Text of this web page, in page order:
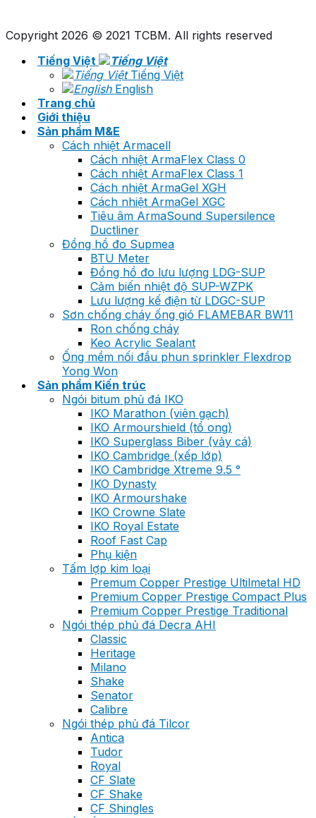
Copyright 2026 © 2021 TCBM. All rights reserved
Tiếng Việt
Tiếng Việt
English
Trang chủ
Giới thiệu
Sản phẩm M&E
Cách nhiệt Armacell
Cách nhiệt ArmaFlex Class 0
Cách nhiệt ArmaFlex Class 1
Cách nhiệt ArmaGel XGH
Cách nhiệt ArmaGel XGC
Tiêu âm ArmaSound Supersilence
Ductliner
Đồng hồ đo Supmea
BTU Meter
Đồng hồ đo lưu lượng LDG-SUP
Cảm biến nhiệt độ SUP-WZPK
Lưu lượng kế điện từ LDGC-SUP
Sơn chống cháy ống gió FLAMEBAR BW11
Ron chống cháy
Keo Acrylic Sealant
Ống mềm nối đầu phun sprinkler Flexdrop
Yong Won
Sản phẩm Kiến trúc
Ngói bitum phủ đá IKO
IKO Marathon (viên gạch)
IKO Armourshield (tổ ong)
IKO Superglass Biber (vảy cá)
IKO Cambridge (xếp lớp)
IKO Cambridge Xtreme 9.5 °
IKO Dynasty
IKO Armourshake
IKO Crowne Slate
IKO Royal Estate
Roof Fast Cap
Phụ kiện
Tấm lợp kim loại
Premum Copper Prestige Ultilmetal HD
Premium Copper Prestige Compact Plus
Premium Copper Prestige Traditional
Ngói thép phủ đá Decra AHI
Classic
Heritage
Milano
Shake
Senator
Calibre
Ngói thép phủ đá Tilcor
Antica
Tudor
Royal
CF Slate
CF Shake
CF Shingles